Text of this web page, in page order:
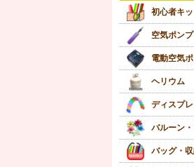
初心者キ
空気ポンプ
電動空気
ヘリウム
ディスプ
バルーン
バッグ・